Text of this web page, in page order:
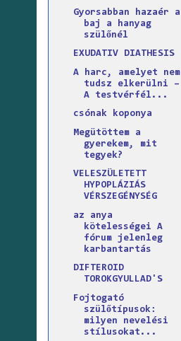
Gyorsabban hazaér a
baj a hanyag
szülőnél
EXUDATIV DIATHESIS
A harc, amelyet nem
tudsz elkerülni –
A testvérfél...
csónak koponya
Megütöttem a
gyerekem, mit
tegyek?
VELESZÜLETETT
HYPOPLÁZIÁS
VÉRSZEGÉNYSÉG
az anya
kötelességei A
fórum jelenleg
karbantartás
DIFTEROID
TOROKGYULLAD'S
Fojtogató
szülőtípusok:
milyen nevelési
stílusokat...